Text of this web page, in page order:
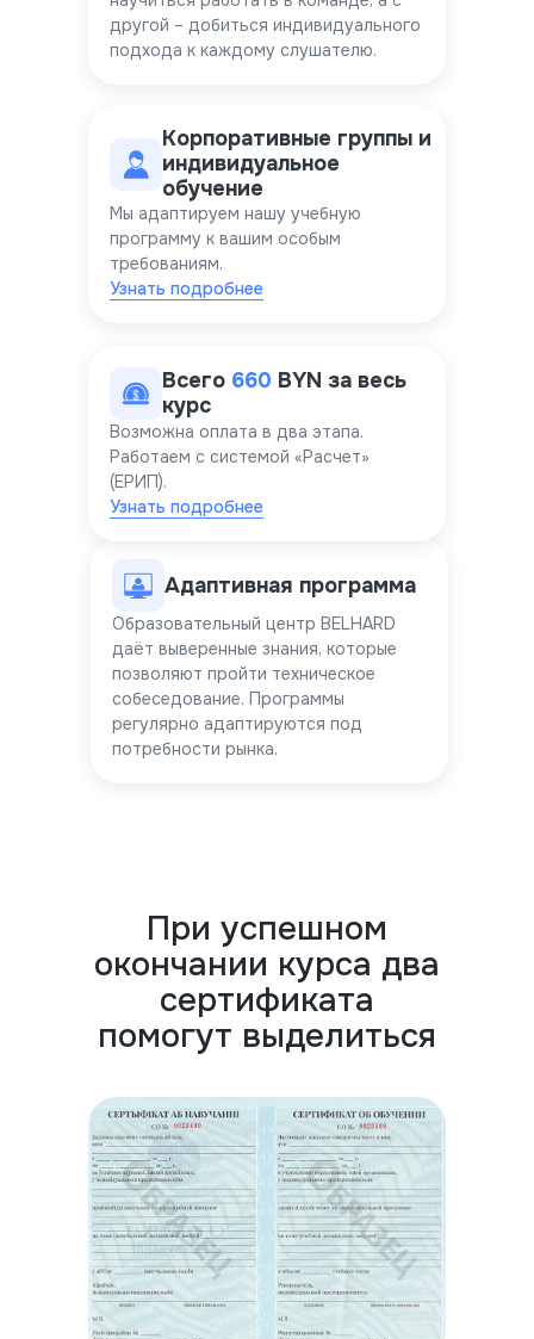
Адаптивная программа
Образовательный центр BELHARD
даёт выверенные знания, которые
позволяют пройти техническое
собеседование. Программы
регулярно адаптируются под
потребности рынка.
Всего 660 BYN за весь
курс
Возможна оплата в два этапа.
Работаем с системой «Расчет»
(ЕРИП).
Узнать подробнее
Корпоративные группы и
индивидуальное
обучение
Мы адаптируем нашу учебную
программу к вашим особым
требованиям.
Узнать подробнее
другой – добиться индивидуального
подхода к каждому слушателю.
При успешном
окончании курса два
сертификата
помогут выделиться